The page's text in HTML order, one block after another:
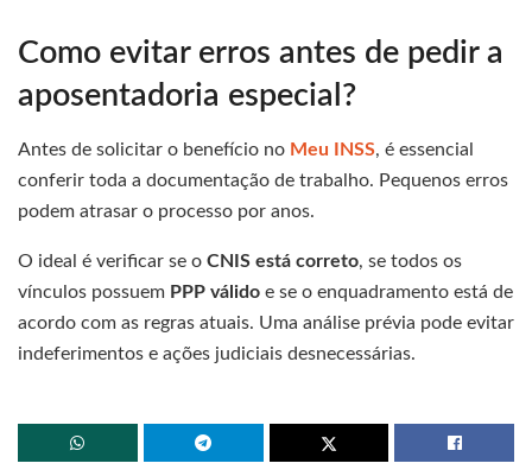
Como evitar erros antes de pedir a
aposentadoria especial?
Antes de solicitar o benefício no Meu INSS, é essencial
conferir toda a documentação de trabalho. Pequenos erros
podem atrasar o processo por anos.
O ideal é verificar se o CNIS está correto, se todos os
vínculos possuem PPP válido e se o enquadramento está de
acordo com as regras atuais. Uma análise prévia pode evitar
indeferimentos e ações judiciais desnecessárias.